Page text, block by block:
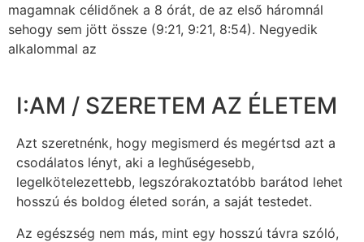
magamnak célidőnek a 8 órát, de az első háromnál
sehogy sem jött össze (9:21, 9:21, 8:54). Negyedik
alkalommal az
I:AM / SZERETEM AZ ÉLETEM
Azt szeretnénk, hogy megismerd és megértsd azt a
csodálatos lényt, aki a leghűségesebb,
legelkötelezettebb, legszórakoztatóbb barátod lehet
hosszú és boldog életed során, a saját testedet.
Az egészség nem más, mint egy hosszú távra szóló,